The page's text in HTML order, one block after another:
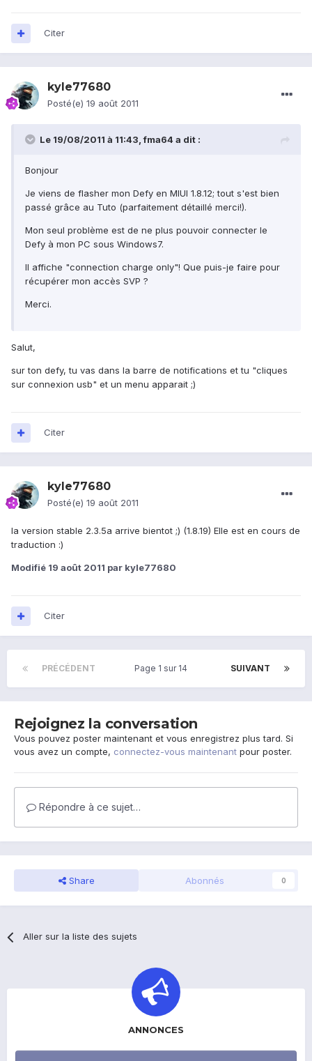
Citer
kyle77680
Posté(e) 19 août 2011
Le 19/08/2011 à 11:43, fma64 a dit :
Bonjour
Je viens de flasher mon Defy en MIUI 1.8.12; tout s'est bien
passé grâce au Tuto (parfaitement détaillé merci!).
Mon seul problème est de ne plus pouvoir connecter le
Defy à mon PC sous Windows7.
Il affiche "connection charge only"! Que puis-je faire pour
récupérer mon accès SVP ?
Merci.
Salut,
sur ton defy, tu vas dans la barre de notifications et tu "cliques
sur connexion usb" et un menu apparait ;)
Citer
kyle77680
Posté(e) 19 août 2011
la version stable 2.3.5a arrive bientot ;) (1.8.19) Elle est en cours de
traduction :)
Modifié 19 août 2011 par kyle77680
Citer
PRÉCÉDENT SUIVANT
Page 1 sur 14
Rejoignez la conversation
Vous pouvez poster maintenant et vous enregistrez plus tard. Si
vous avez un compte, connectez-vous maintenant pour poster.
Répondre à ce sujet…
Share Abonnés 0
Aller sur la liste des sujets
ANNONCES